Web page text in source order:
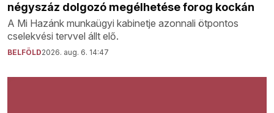
négyszáz dolgozó megélhetése forog kockán
A Mi Hazánk munkaügyi kabinetje azonnali ötpontos
cselekvési tervvel állt elő.
BELFÖLD2026. aug. 6. 14:47